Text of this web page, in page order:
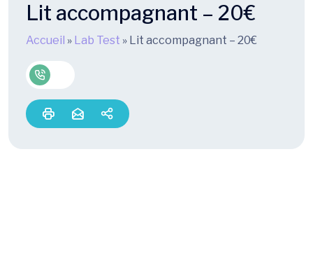
Lit accompagnant – 20€
Accueil » Lab Test » Lit accompagnant – 20€